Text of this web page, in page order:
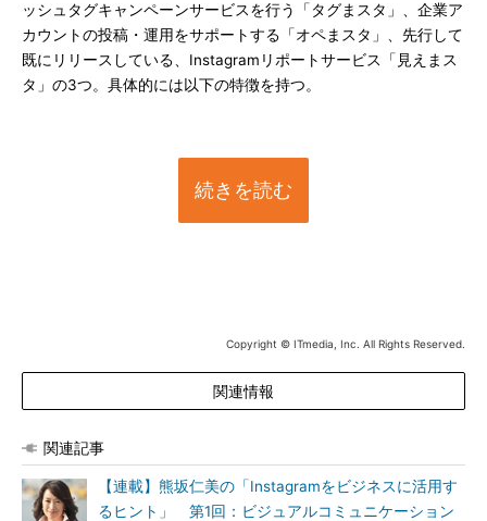
ッシュタグキャンペーンサービスを行う「タグまスタ」、企業ア
カウントの投稿・運用をサポートする「オペまスタ」、先行して
既にリリースしている、Instagramリポートサービス「見えまス
タ」の3つ。具体的には以下の特徴を持つ。
続きを読む
Copyright © ITmedia, Inc. All Rights Reserved.
関連情報
関連記事
【連載】熊坂仁美の「Instagramをビジネスに活用す
るヒント」 第1回：ビジュアルコミュニケーション